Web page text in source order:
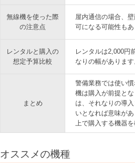
無線機を使った際
の注意点
屋内通信の場合、
可になる可能性もあ
レンタルと購入の
想定予算比較
レンタルは2,000円
なりの幅があります
まとめ
警備業務では使い
機は購入が前提と
は、それなりの導
いとなれば意味が
上で購入する機器を
オススメの機種